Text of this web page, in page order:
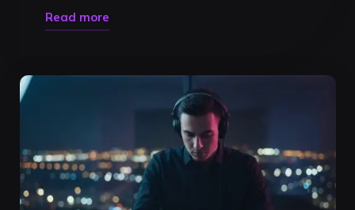
Read more"Book
to
Professional
DJing